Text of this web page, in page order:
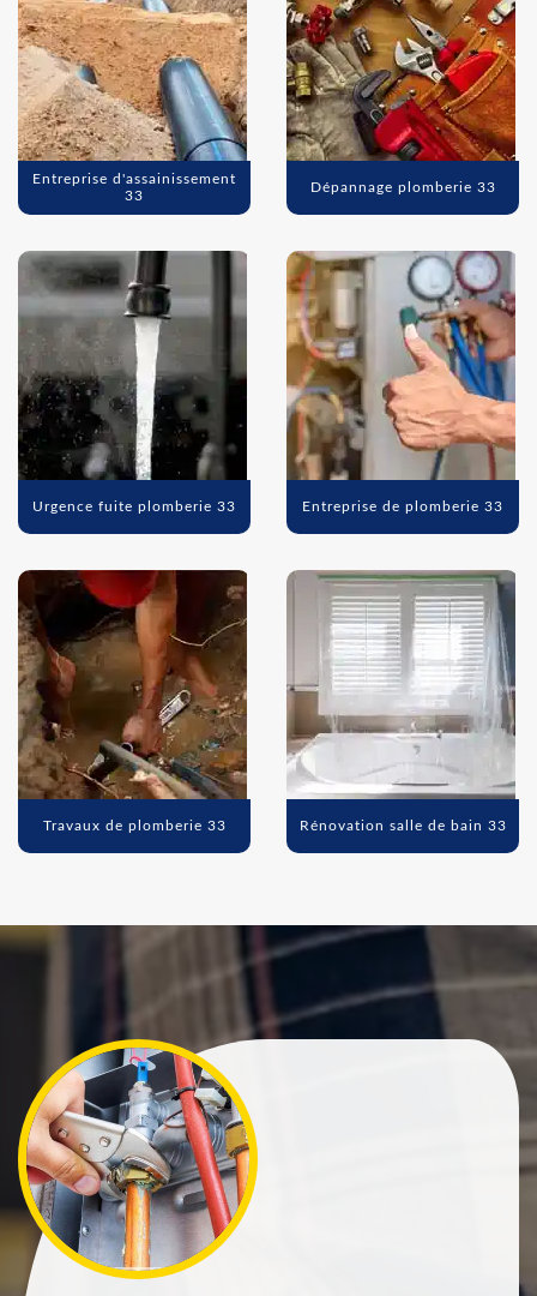
Entreprise d'assainissement
33
Dépannage plomberie 33
Urgence fuite plomberie 33 Entreprise de plomberie 33
Travaux de plomberie 33 Rénovation salle de bain 33